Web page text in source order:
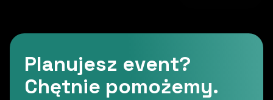
Planujesz event?
Chętnie pomożemy.